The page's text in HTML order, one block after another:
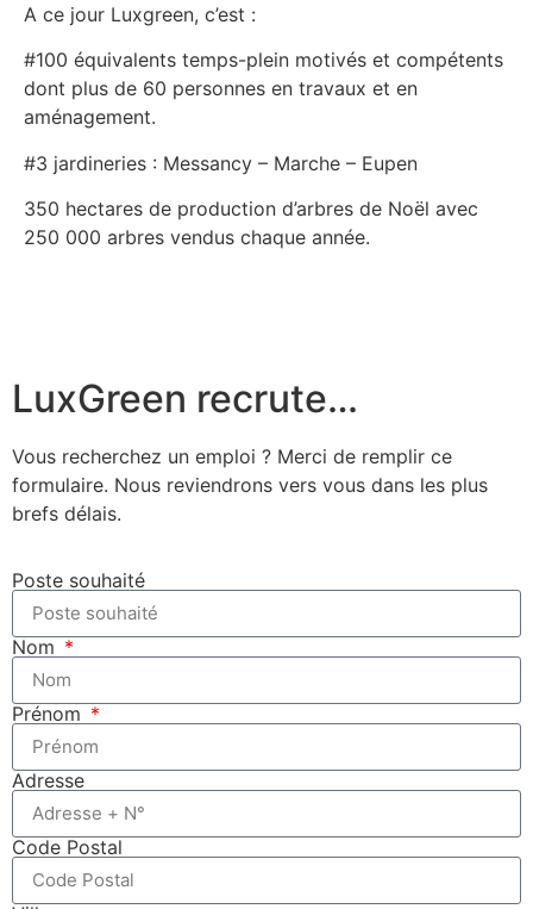
A ce jour Luxgreen, c’est :
#100 équivalents temps-plein motivés et compétents
dont plus de 60 personnes en travaux et en
aménagement.
#3 jardineries : Messancy – Marche – Eupen
350 hectares de production d’arbres de Noël avec
250 000 arbres vendus chaque année.
LuxGreen recrute…
Vous recherchez un emploi ? Merci de remplir ce
formulaire. Nous reviendrons vers vous dans les plus
brefs délais.
Poste souhaité
Nom
Prénom
Adresse
Code Postal